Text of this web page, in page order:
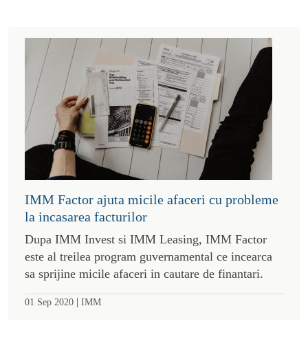
IMM Factor ajuta micile afaceri cu probleme
la incasarea facturilor
Dupa IMM Invest si IMM Leasing, IMM Factor
este al treilea program guvernamental ce incearca
sa sprijine micile afaceri in cautare de finantari.
01 Sep 2020 | IMM